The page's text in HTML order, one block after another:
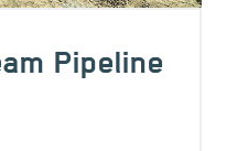
Pipeline